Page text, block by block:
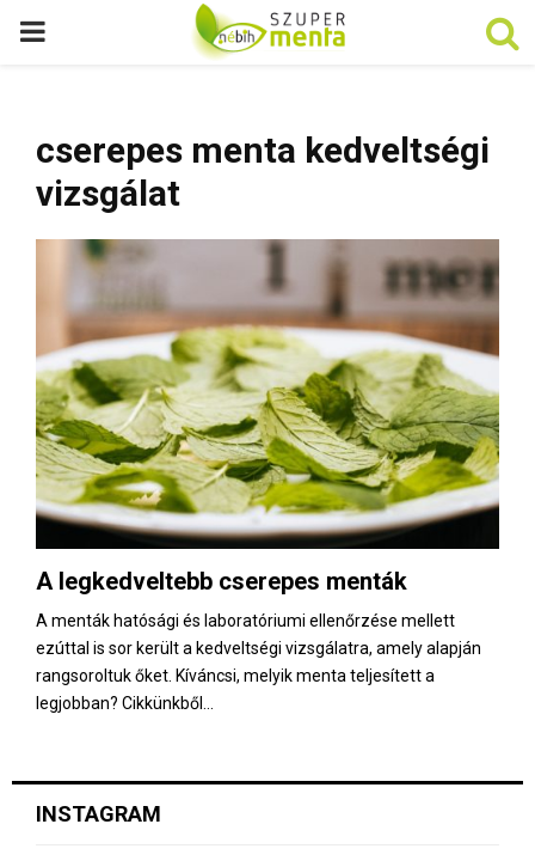
P
R
Y
M
E
N
U
cserepes menta kedveltségi
vizsgálat
A legkedveltebb cserepes menták
A menták hatósági és laboratóriumi ellenőrzése mellett
ezúttal is sor került a kedveltségi vizsgálatra, amely alapján
rangsoroltuk őket. Kíváncsi, melyik menta teljesített a
legjobban? Cikkünkből...
INSTAGRAM